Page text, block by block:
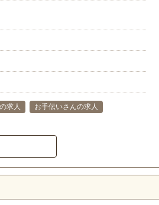
求人 お手伝いさんの求人